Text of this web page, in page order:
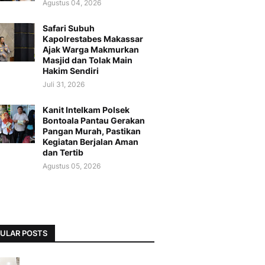
Agustus 04, 2026
Safari Subuh
Kapolrestabes Makassar
Ajak Warga Makmurkan
Masjid dan Tolak Main
Hakim Sendiri
Juli 31, 2026
Kanit Intelkam Polsek
Bontoala Pantau Gerakan
Pangan Murah, Pastikan
Kegiatan Berjalan Aman
dan Tertib
Agustus 05, 2026
POSTS